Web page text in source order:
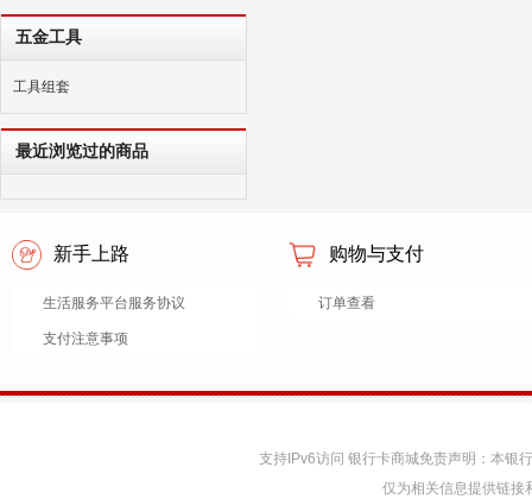
五金工具
工具组套
最近浏览过的商品
新手上路
生活服务平台服务协议
支付注意事项
购物与支付
订单查看
支持IPv6访问 银行卡商城免责声明：本银
仅为相关信息提供链接